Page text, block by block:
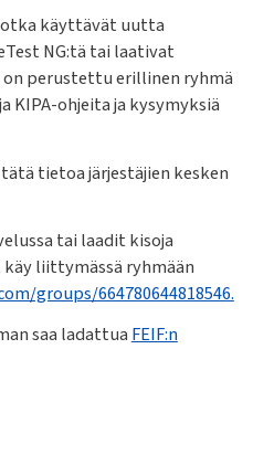
käyttävät uutta
NG:tä tai laativat
perustettu erillinen ryhmä
KIPA-ohjeita ja kysymyksiä
tietoa järjestäjien kesken
tai laadit kisoja
liittymässä ryhmään
groups/664780644818546.
saa ladattua FEIF:n